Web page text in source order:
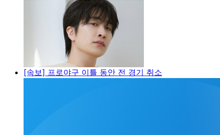
[속보] 프로야구 이틀 동안 전 경기 취소